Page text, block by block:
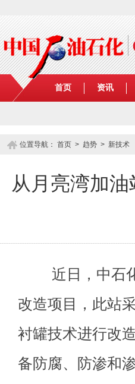
首页 资讯
位置导航： 首页 > 趋势 > 新技术
从月亮湾加
近日，中石化
改造项目，此站
衬罐技术进行改
备防腐、防渗和